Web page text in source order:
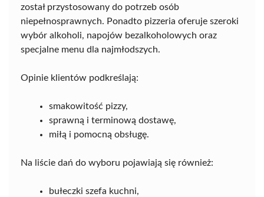
został przystosowany do potrzeb osób
niepełnosprawnych. Ponadto pizzeria oferuje szeroki
wybór alkoholi, napojów bezalkoholowych oraz
specjalne menu dla najmłodszych.
Opinie klientów podkreślają:
smakowitość pizzy,
sprawną i terminową dostawę,
miłą i pomocną obsługę.
Na liście dań do wyboru pojawiają się również:
bułeczki szefa kuchni,